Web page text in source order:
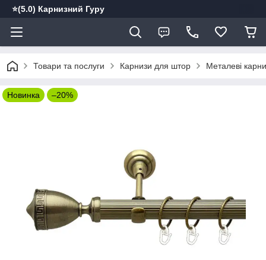
⭐️(5.0) Карнизний Гуру
Товари та послуги Карнизи для штор Металеві
Новинка –20%